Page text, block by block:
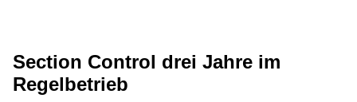
Section Control drei Jahre im
Regelbetrieb